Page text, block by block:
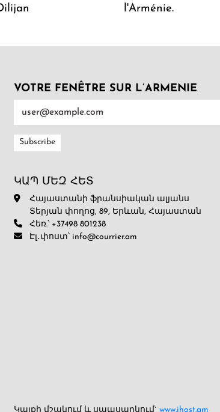
l'Arménie.
VOTRE FENÊTRE SUR L’ARMENIE
ԿԱՊ ՄԵԶ ՀԵՏ
Հայաստանի ֆրանսիական ալյանս
Տերյան փողոց, 89, Երևան, Հայաստան
Հեռ.՝ +37498 801238
Էլ․փոստ՝ info@courrier.am
Կայքի մշակում և սպասարկում` www.ihost.am